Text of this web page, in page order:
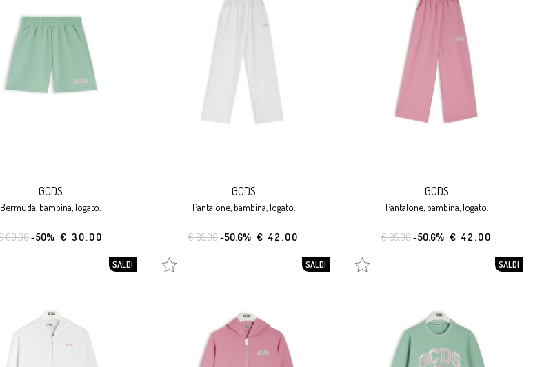
GCDS
bermuda, bambina, logato.
60.00-50% € 30.00
GCDS
pantalone, bambina, logato.
€ 85.00-50.6% € 42.00
GCDS
pantalone, bambina, logato.
€ 85.00-50.6% € 42.00
SALDI SALDI SALDI